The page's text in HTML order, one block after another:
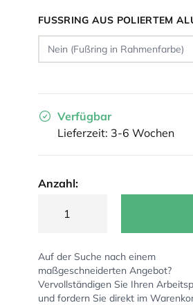
FUSSRING AUS POLIERTEM
Verfügbar
Lieferzeit: 3-6 Wochen
Anzahl:
Auf der Suche nach einem
maßgeschneiderten Angebot?
Vervollständigen Sie Ihren
und fordern Sie direkt im